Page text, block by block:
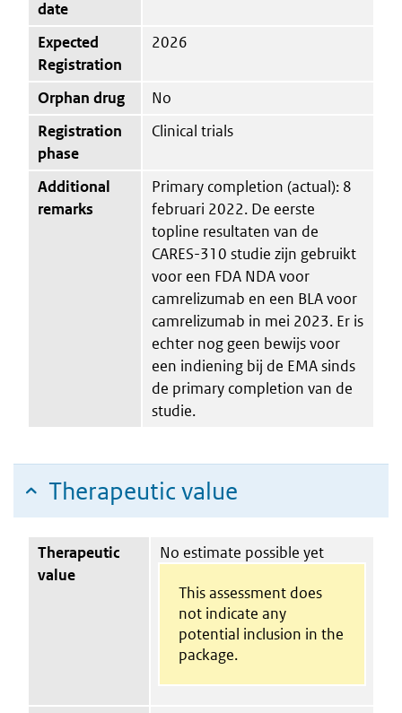
date
Expected
Registration
2026
Orphan drug
No
Registration
phase
Clinical trials
Additional
remarks
Primary completion (actual): 8
februari 2022. De eerste
topline resultaten van de
CARES-310 studie zijn gebruikt
voor een FDA NDA voor
camrelizumab en een BLA voor
camrelizumab in mei 2023. Er is
echter nog geen bewijs voor
een indiening bij de EMA sinds
de primary completion van de
studie.
Therapeutic value
Therapeutic
value
No estimate possible yet
This assessment does
not indicate any
potential inclusion in the
package.